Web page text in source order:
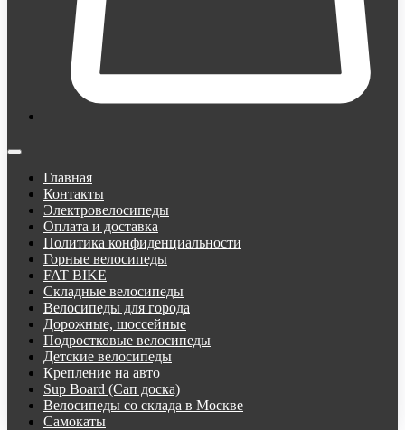
Главная
Контакты
Электровелосипеды
Оплата и доставка
Политика конфиденциальности
Горные велосипеды
FAT BIKE
Складные велосипеды
Велосипеды для города
Дорожные, шоссейные
Подростковые велосипеды
Детские велосипеды
Крепление на авто
Sup Board (Сап доска)
Велосипеды со склада в Москве
Самокаты